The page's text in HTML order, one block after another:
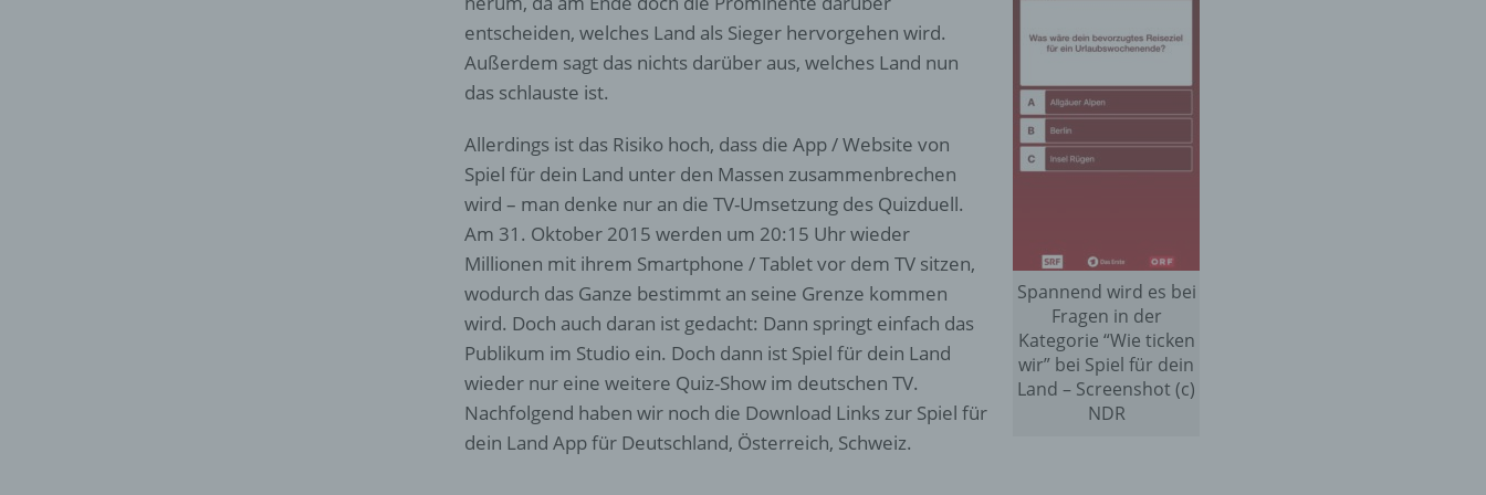
Spannend wird es bei
Fragen in der
Kategorie “Wie ticken
wir” bei Spiel für dein
Land – Screenshot (c)
NDR
entscheiden, welches Land als Sieger hervorgehen wird.
Außerdem sagt das nichts darüber aus, welches Land nun
das schlauste ist.
Allerdings ist das Risiko hoch, dass die App / Website von
Spiel für dein Land unter den Massen zusammenbrechen
wird – man denke nur an die TV-Umsetzung des Quizduell.
Am 31. Oktober 2015 werden um 20:15 Uhr wieder
Millionen mit ihrem Smartphone / Tablet vor dem TV sitzen,
wodurch das Ganze bestimmt an seine Grenze kommen
wird. Doch auch daran ist gedacht: Dann springt einfach das
Publikum im Studio ein. Doch dann ist Spiel für dein Land
wieder nur eine weitere Quiz-Show im deutschen TV.
Nachfolgend haben wir noch die Download Links zur Spiel für
dein Land App für Deutschland, Österreich, Schweiz.
Einschränkung der Verarbeitung ist die Markierung gespeicherter
personenbezogener Daten mit dem Ziel, ihre künftige Verarbeitung
einzuschränken.
e) Profiling
Profiling ist jede Art der automatisierten Verarbeitung
personenbezogener Daten, die darin besteht, dass diese
personenbezogenen Daten verwendet werden, um bestimmte
persönliche Aspekte, die sich auf eine natürliche Person beziehen,
zu bewerten, insbesondere, um Aspekte bezüglich Arbeitsleistung,
wirtschaftlicher Lage, Gesundheit, persönlicher Vorlieben, Interessen,
Zuverlässigkeit, Verhalten, Aufenthaltsort oder Ortswechsel dieser
natürlichen Person zu analysieren oder vorherzusagen.